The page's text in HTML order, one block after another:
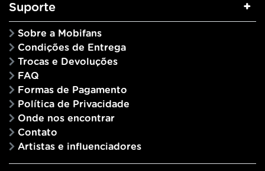
Suporte
Sobre a Mobifans
Condições de Entrega
Trocas e Devoluções
FAQ
Formas de Pagamento
Política de Privacidade
Onde nos encontrar
Contato
Artistas e influenciadores